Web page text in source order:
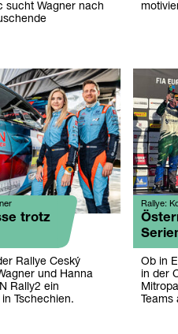
sucht Wagner nach
trotz
Rallye Ceský
und Hanna
Rally2 ein
Tschechien.
Rallye:
Ob in
in der